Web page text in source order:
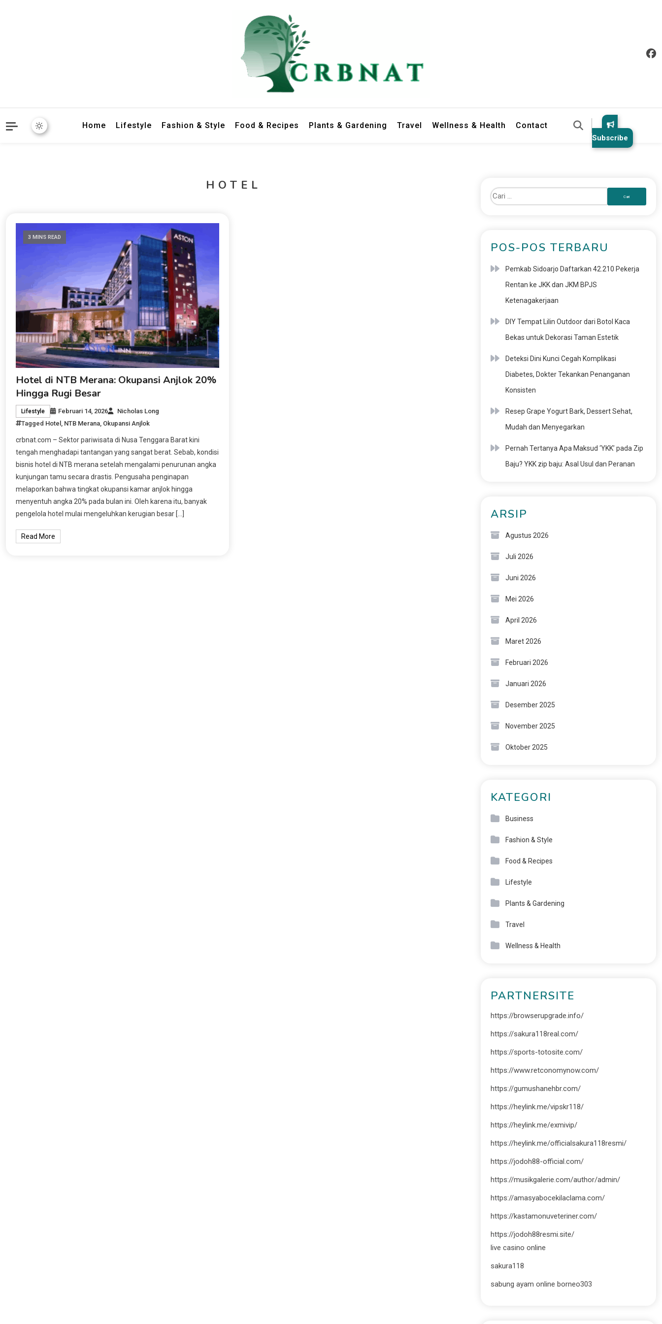
Home Lifestyle Fashion & Style Food & Recipes Plants & Gardening Travel Wellness & Health Contact
Subscribe
HOTEL
3 MINS READ
Hotel di NTB Merana: Okupansi Anjlok 20%
Hingga Rugi Besar
Lifestyle Februari 14, 2026
Nicholas Long
Tagged Hotel NTB Merana Okupansi Anjlok
crbnat.com – Sektor pariwisata di Nusa Tenggara Barat kini
tengah menghadapi tantangan yang sangat berat. Sebab, kondisi
bisnis hotel di NTB merana setelah mengalami penurunan angka
kunjungan tamu secara drastis. Pengusaha penginapan
melaporkan bahwa tingkat okupansi kamar anjlok hingga
menyentuh angka 20% pada bulan ini. Oleh karena itu, banyak
pengelola hotel mulai mengeluhkan kerugian besar […]
Read More
POS-POS TERBARU
Pemkab Sidoarjo Daftarkan 42.210 Pekerja
Rentan ke JKK dan JKM BPJS
Ketenagakerjaan
DIY Tempat Lilin Outdoor dari Botol Kaca
Bekas untuk Dekorasi Taman Estetik
Deteksi Dini Kunci Cegah Komplikasi
Diabetes, Dokter Tekankan Penanganan
Konsisten
Resep Grape Yogurt Bark, Dessert Sehat,
Mudah dan Menyegarkan
Pernah Tertanya Apa Maksud ‘YKK’ pada Zip
Baju? YKK zip baju: Asal Usul dan Peranan
ARSIP
Agustus 2026
Juli 2026
Juni 2026
Mei 2026
April 2026
Maret 2026
Februari 2026
Januari 2026
Desember 2025
November 2025
Oktober 2025
KATEGORI
Business
Fashion & Style
Food & Recipes
Lifestyle
Plants & Gardening
Travel
Wellness & Health
PARTNERSITE
https://browserupgrade.info/
https://sakura118real.com/
https://sports-totosite.com/
https://www.retconomynow.com/
https://gumushanehbr.com/
https://heylink.me/vipskr118/
https://heylink.me/exmivip/
https://heylink.me/officialsakura118resmi/
https://jodoh88-official.com/
https://musikgalerie.com/author/admin/
https://amasyabocekilaclama.com/
https://kastamonuveteriner.com/
https://jodoh88resmi.site/
live casino online
sakura118
sabung ayam online borneo303